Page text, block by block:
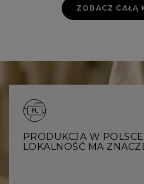
ZOBACZ CAŁĄ
PRODUKCJA W
LOKALNOŚĆ MA